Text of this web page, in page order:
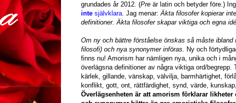
grundades år 2012. (Pre är latin och betyder före.)
inte självklara. Jag menar:Äkta filosofer kopierar
definitioner. Äkta filosofer skapar viktiga och egna
Om ny och bättre förståelse önskas så måste ibland
filosofi) och nya synonymer införas. Ny och
finns nu! Amorism har nämligen nya, unika och i
överlägsna definitioner av några viktiga ord/begrepp.
kärlek, gillande, vänskap, välvilja, barmhärtighet,
konflikt, gott, ont, rättfärdighet, synd, värde,
Överlägsenheten är att amorism förklarar